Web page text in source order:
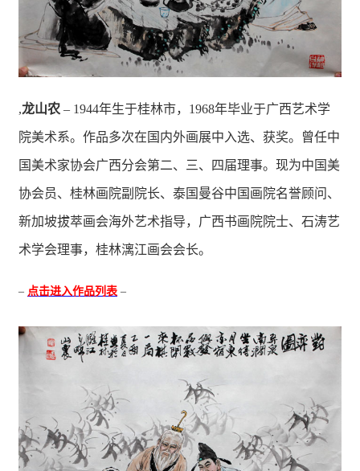
,龙山农 – 1944年生于桂林市，1968年毕业于广西艺术学
院美术系。作品多次在国内外画展中入选、获奖。曾任中
国美术家协会广西分会第二、三、四届理事。现为中国美
协会员、桂林画院副院长、泰国曼谷中国画院名誉顾问、
新加坡拔萃画会海外艺术指导，广西书画院院士、石涛艺
术学会理事，桂林漓江画会会长。
– 点击进入作品列表 –